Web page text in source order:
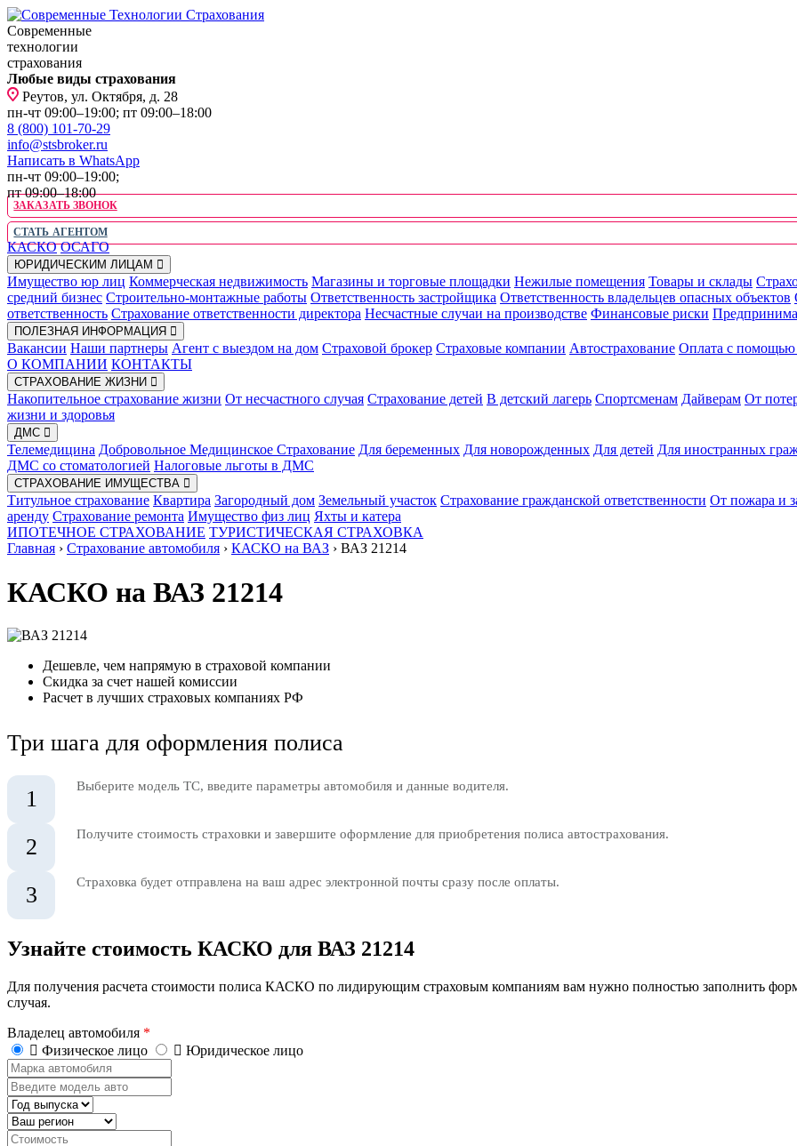
Современные
технологии
страхования
Любые виды страхования
Реутов, ул. Октября, д. 28
пн-чт 09:00–19:00; пт 09:00–18:00
8 (800) 101-70-29
info@stsbroker.ru
Написать в WhatsApp
пн-чт 09:00–19:00;
пт 09:00–18:00
ЗАКАЗАТЬ ЗВОНОК
СТАТЬ АГЕНТОМ
КАСКО ОСАГО
ЮРИДИЧЕСКИМ ЛИЦАМ
Имущество юр лиц Коммерческая недвижимость Магазины и торговые площадки Нежилые помещения Товары и склады
средний бизнес Строительно-монтажные работы Ответственность застройщика Ответственность владельцев опасных объектов
ответственность Страхование ответственности директора Несчастные случаи на производстве Финансовые риски
ПОЛЕЗНАЯ ИНФОРМАЦИЯ
Вакансии Наши партнеры Агент с выездом на дом Страховой брокер Страховые компании Автострахование Оплата с
О КОМПАНИИ КОНТАКТЫ
СТРАХОВАНИЕ ЖИЗНИ
Накопительное страхование жизни От несчастного случая Страхование детей В детский лагерь Спортсменам Дайверам От
жизни и здоровья
ДМС
Телемедицина Добровольное Медицинское Страхование Для беременных Для новорожденных Для детей Для иностранных
ДМС со стоматологией Налоговые льготы в ДМС
СТРАХОВАНИЕ ИМУЩЕСТВА
Титульное страхование Квартира Загородный дом Земельный участок Страхование гражданской ответственности От пожара и
аренду Страхование ремонта Имущество физ лиц Яхты и катера
ИПОТЕЧНОЕ СТРАХОВАНИЕ ТУРИСТИЧЕСКАЯ СТРАХОВКА
Главная › Страхование автомобиля › КАСКО на ВАЗ › ВАЗ 21214
КАСКО на ВАЗ 21214
Дешевле, чем напрямую в страховой компании
Скидка за счет нашей комиссии
Расчет в лучших страховых компаниях РФ
Три шага для оформления полиса
1 Выберите модель ТС, введите параметры автомобиля и данные водителя.
2 Получите стоимость страховки и завершите оформление для приобретения полиса автострахования.
3 Страховка будет отправлена на ваш адрес электронной почты сразу после оплаты.
Узнайте стоимость КАСКО для ВАЗ 21214
Для получения расчета стоимости полиса КАСКО по лидирующим страховым компаниям вам нужно полностью заполнить
случая.
Владелец автомобиля *
Физическое лицо
Юридическое лицо
Марка
автомобиля
Введите
модель
авто
Год
выпуска
Регион
Стоимость,